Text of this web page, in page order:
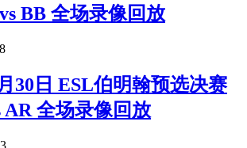
BB 全场录像回放
30日 ESL伯明翰预选决赛
AR 全场录像回放